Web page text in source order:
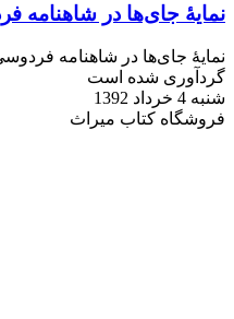
نمایهٔ جای‌‌ها در شاهنامه
نمایهٔ جای‌ها در شاهنامه
گردآوری شده است
شنبه 4 خرداد 1392
فروشگاه کتاب میراث